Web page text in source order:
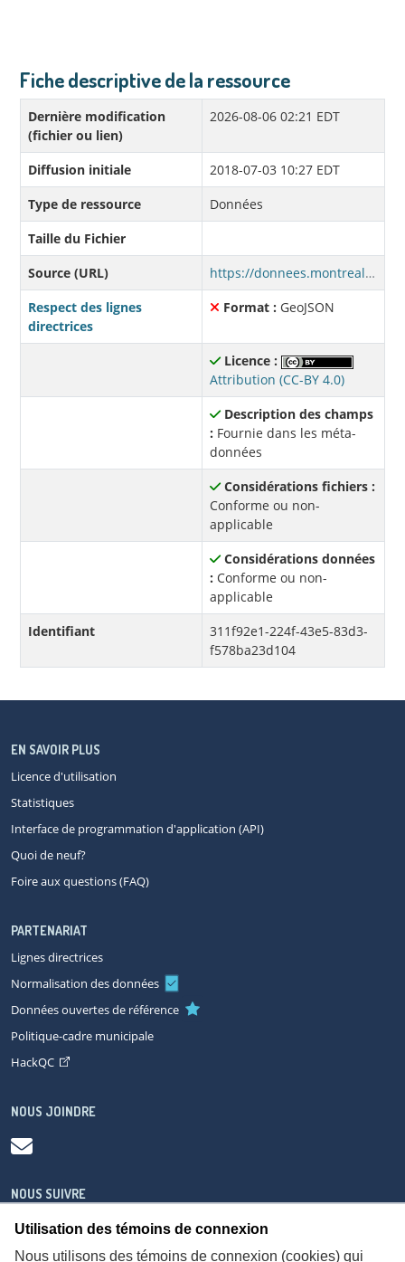
Fiche descriptive de la ressource
Dernière modification
(fichier ou lien)
2026-08-06 02:21 EDT
Diffusion initiale
2018-07-03 10:27 EDT
Type de ressource
Données
Taille du Fichier
Source (URL)
https://donnees.montreal.ca/dataset/d90eaf1b-2de8-43f0-923a-27a620ecdf41/resource/311f92e1-224f-43e5-83d3-f578ba23d104/download/permis-construction.geojson
Respect des lignes
directrices
Format : GeoJSON
Licence :
Attribution (CC-BY 4.0)
Description des champs
: Fournie dans les méta-
données
Considérations fichiers :
Conforme ou non-
applicable
Considérations données
: Conforme ou non-
applicable
Identifiant
311f92e1-224f-43e5-83d3-
f578ba23d104
Utilisation des témoins de connexion
Nous utilisons des témoins de connexion (cookies) qui
EN SAVOIR PLUS
Licence d'utilisation
Statistiques
Interface de programmation d'application (API)
Quoi de neuf?
Foire aux questions (FAQ)
PARTENARIAT
Lignes directrices
Normalisation des données
Données ouvertes de référence
Politique-cadre municipale
HackQC
NOUS JOINDRE
NOUS SUIVRE